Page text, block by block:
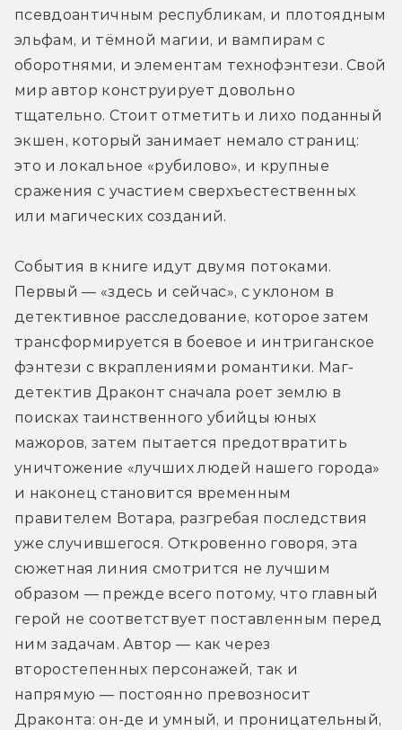
псевдоантичным республикам, и плотоядным
эльфам, и тёмной магии, и вампирам с
оборотнями, и элементам технофэнтези. Свой
мир автор конструирует довольно
тщательно. Стоит отметить и лихо поданный
экшен, который занимает немало страниц:
это и локальное «рубилово», и крупные
сражения с участием сверхъестественных
или магических созданий.
События в книге идут двумя потоками.
Первый — «здесь и сейчас», с уклоном в
детективное расследование, которое затем
трансформируется в боевое и интриганское
фэнтези с вкраплениями романтики. Маг-
детектив Драконт сначала роет землю в
поисках таинственного убийцы юных
мажоров, затем пытается предотвратить
уничтожение «лучших людей нашего города»
и наконец становится временным
правителем Вотара, разгребая последствия
уже случившегося. Откровенно говоря, эта
сюжетная линия смотрится не лучшим
образом — прежде всего потому, что главный
герой не соответствует поставленным перед
ним задачам. Автор — как через
второстепенных персонажей, так и
напрямую — постоянно превозносит
Драконта: он-де и умный, и проницательный,